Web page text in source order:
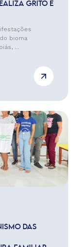
GRITO E
bioma
...
DAS